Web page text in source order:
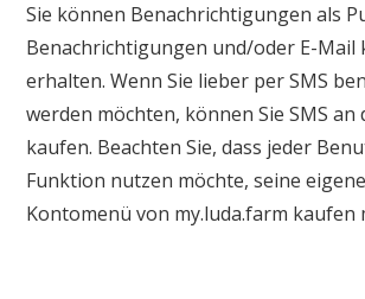
Sie können Benachrichtigungen als
Benachrichtigungen und/oder E-Mail
erhalten. Wenn Sie lieber per SMS
werden möchten, können Sie SMS an
kaufen. Beachten Sie, dass jeder
Funktion nutzen möchte, seine
Kontomenü von my.luda.farm kaufen